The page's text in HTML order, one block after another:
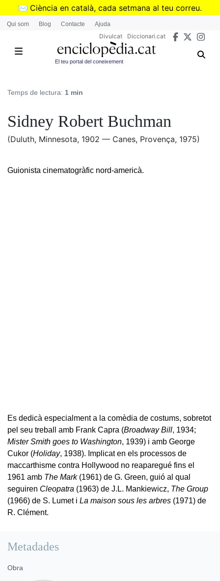
Vés
✉️ Ciència en català, cada setmana al teu correu.
➜Subscriu-te al butlletí de Divulcat
Qui som Blog Contacte Ajuda
Divulcat Diccionari.cat
El teu portal del coneixement
Temps de lectura: 1 min
Sidney Robert Buchman
(Duluth, Minnesota, 1902 — Canes, Provença, 1975)
Guionista cinematogràfic nord-americà.
Es dedicà especialment a la comèdia de costums, sobretot
pel seu treball amb Frank Capra (Broadway Bill, 1934;
Mister Smith goes to Washington, 1939) i amb George
Cukor (Holiday, 1938). Implicat en els processos de
maccarthisme contra Hollywood no reaparegué fins el
1961 amb The Mark(1961) de G. Green, guió al qual
seguiren Cleopatra (1963) de J.L. Mankiewicz, The Group
(1966) de S. Lumet i La maison sous les arbres (1971) de
R. Clément.
Metadades
Obra